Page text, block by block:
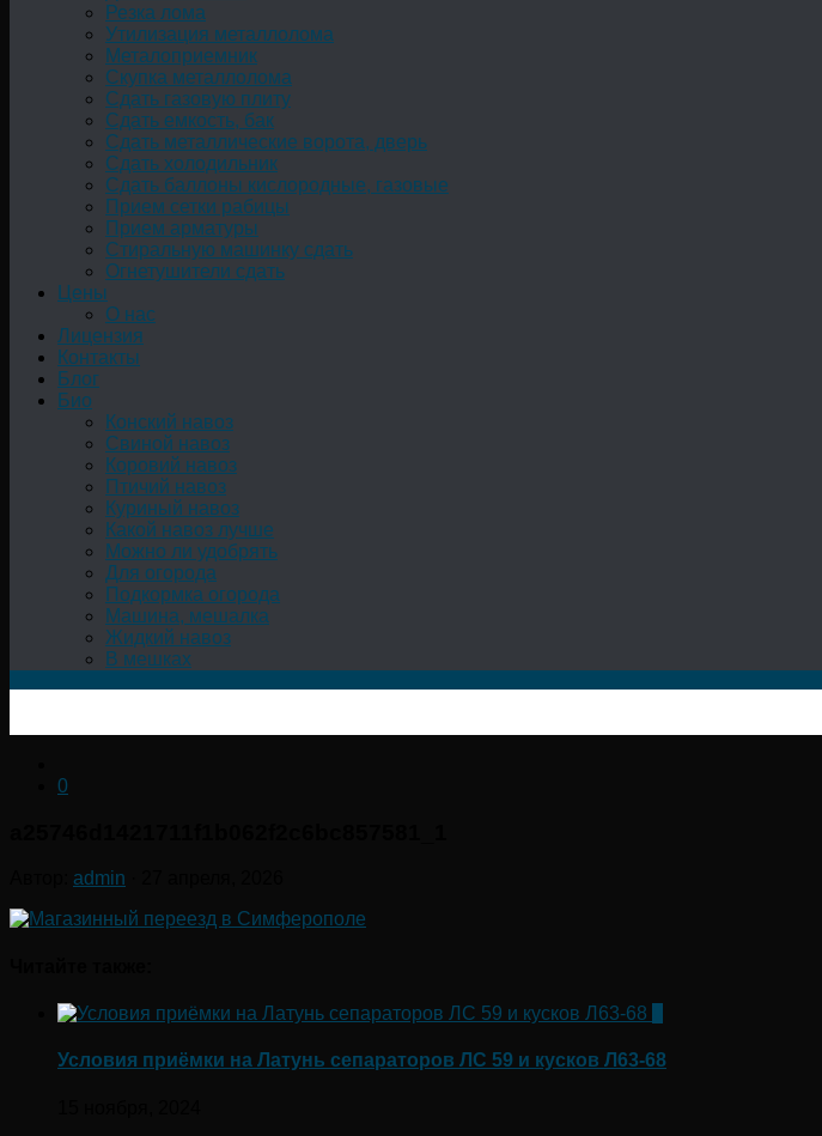
Резка лома
Утилизация металлолома
Металоприемник
Скупка металлолома
Сдать газовую плиту
Сдать емкость, бак
Cдать металлические ворота, дверь
Сдать холодильник
Сдать баллоны кислородные, газовые
Прием сетки рабицы
Прием арматуры
Стиральную машинку сдать
Огнетушители сдать
Цены
О нас
Лицензия
Контакты
Блог
Био
Конский навоз
Свиной навоз
Коровий навоз
Птичий навоз
Куриный навоз
Какой навоз лучше
Можно ли удобрять
Для огорода
Подкормка огорода
Машина, мешалка
Жидкий навоз
В мешках
0
admin
Условия приёмки на Латунь сепараторов ЛС 59 и кусков Л63-68